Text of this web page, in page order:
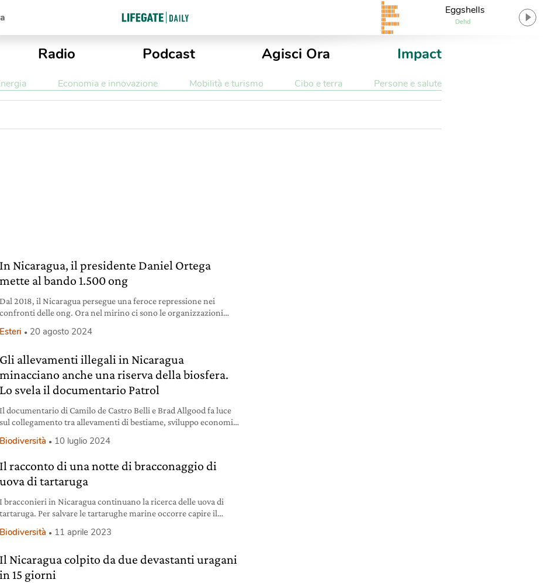
Eggshells
Dehd
Radio Podcast Agisci Ora Impact
Economia e innovazione Mobilità e turismo Cibo e terra Persone e salute
In Nicaragua, il presidente Daniel Ortega
mette al bando 1.500 ong
Dal 2018, il Nicaragua persegue una feroce repressione nei
confronti delle ong. Ora nel mirino ci sono le organizzazioni
Esteri 20 agosto 2024
Gli allevamenti illegali in Nicaragua
minacciano anche una riserva della biosfera.
Lo svela il documentario Patrol
Il documentario di Camilo de Castro Belli e Brad Allgood fa luce
sul collegamento tra allevamenti di bestiame, sviluppo economico
Biodiversità 10 luglio 2024
Il racconto di una notte di bracconaggio di
uova di tartaruga
I bracconieri in Nicaragua continuano la ricerca delle uova di
tartaruga. Per salvare le tartarughe marine occorre capire il
Biodiversità 11 aprile 2023
Il Nicaragua colpito da due devastanti uragani
in 15 giorni